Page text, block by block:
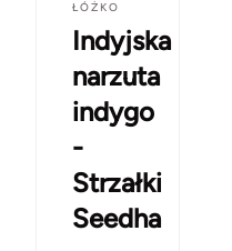
ŁÓŻKO
Indyjska
narzuta
indygo
-
Strzałki
Seedha